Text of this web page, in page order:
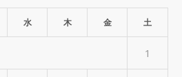
水 木 金 土
1